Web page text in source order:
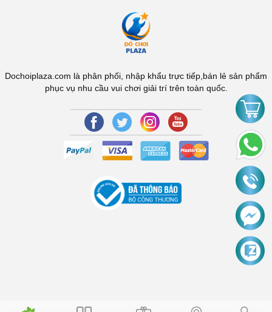
Dochoiplaza.com là phân phối, nhập khẩu trực tiếp,bán lẻ sản phẩm
phục vụ nhu cầu vui chơi giải trí trên toàn quốc.